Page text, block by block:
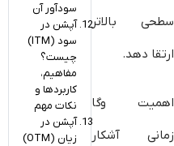
سطحی بالاتر
ارتقا دهد.
اهمیت وگا
زمانی آشکار
سودآور آن
آپشن در
سود (ITM)
چیست؟
مفاهیم،
کاربردها و
نکات مهم
آپشن در
زیان (OTM)